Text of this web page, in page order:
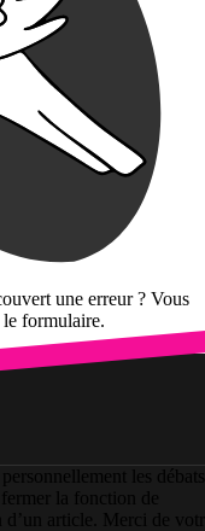
une erreur ? Vous
le formulaire.
les débats
la fonction de
d’un article. Merci de